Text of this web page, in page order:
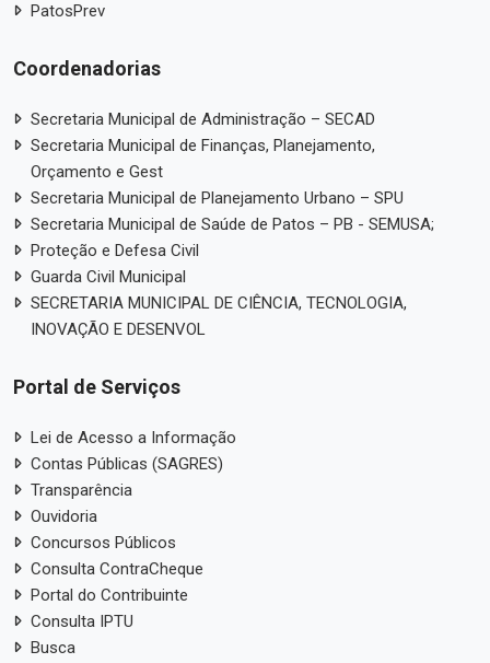
PatosPrev
Coordenadorias
Secretaria Municipal de Administração – SECAD
Secretaria Municipal de Finanças, Planejamento,
Orçamento e Gest
Secretaria Municipal de Planejamento Urbano – SPU
Secretaria Municipal de Saúde de Patos – PB - SEMUSA;
Proteção e Defesa Civil
Guarda Civil Municipal
SECRETARIA MUNICIPAL DE CIÊNCIA, TECNOLOGIA,
INOVAÇÃO E DESENVOL
Portal de Serviços
Lei de Acesso a Informação
Contas Públicas (SAGRES)
Transparência
Ouvidoria
Concursos Públicos
Consulta ContraCheque
Portal do Contribuinte
Consulta IPTU
Busca